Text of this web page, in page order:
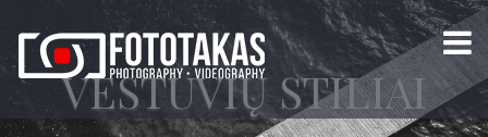
VESTUVIŲ STILIAI